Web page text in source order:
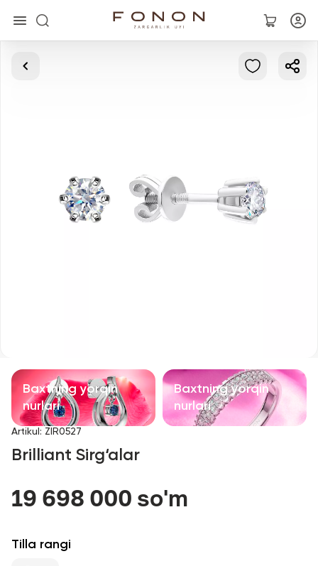
Asosiy
Bilaguzuklar
Aksessuarlar
Sevimli
Baxtning yorqin
nurlari
Baxtning yorqin
nurlari
Artikul : ZIR0527
Brilliant Sirg‘alar
19 698 000 so'm
Tilla rangi